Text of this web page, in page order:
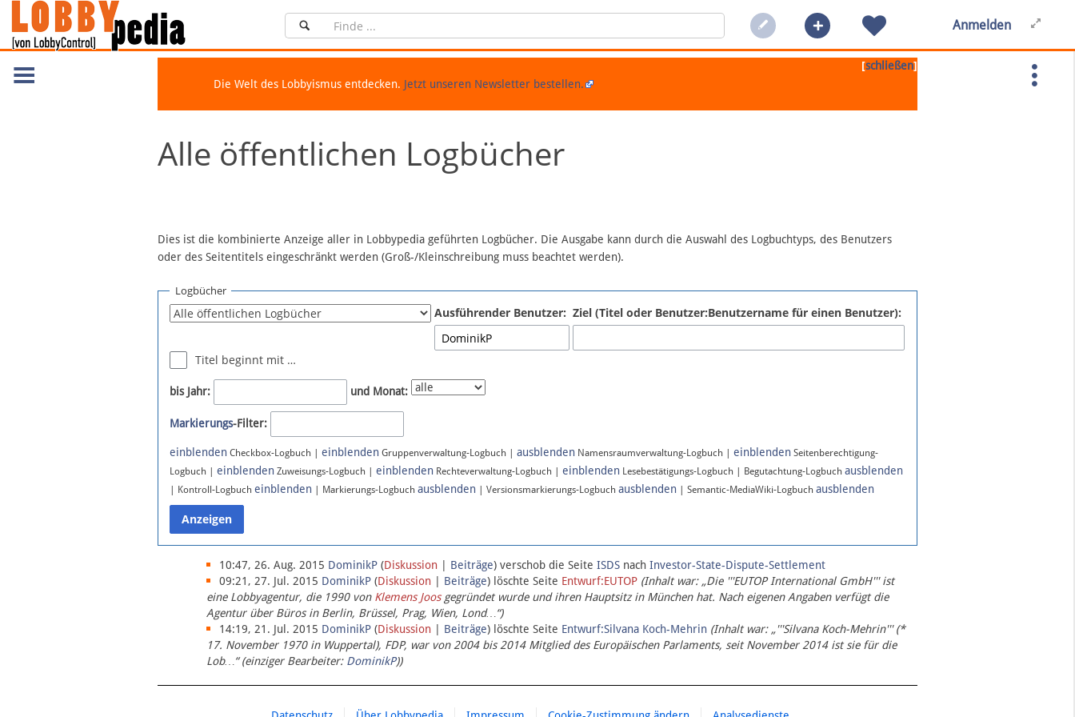
Anmelden
[schließen]
Die Welt des Lobbyismus entdecken. Jetzt unseren Newsletter bestellen.
Alle öffentlichen Logbücher
Dies ist die kombinierte Anzeige aller in Lobbypedia geführten Logbücher. Die Ausgabe kann durch die Auswahl des Logbuchtyps, des Benutzers
oder des Seitentitels eingeschränkt werden (Groß-/Kleinschreibung muss beachtet werden).
Logbücher
Ausführender Benutzer: Ziel (Titel oder Benutzer:Benutzername für einen Benutzer):
Titel beginnt mit …
bis Jahr: und Monat:
Markierungs-Filter:
einblenden Checkbox-Logbuch | einblenden Gruppenverwaltung-Logbuch | ausblenden Namensraumverwaltung-Logbuch | einblenden Seitenberechtigung-
Logbuch | einblenden Zuweisungs-Logbuch | einblenden Rechteverwaltung-Logbuch | einblenden Lesebestätigungs-Logbuch | Begutachtung-Logbuch ausblenden
| Kontroll-Logbuch einblenden | Markierungs-Logbuch ausblenden | Versionsmarkierungs-Logbuch ausblenden | Semantic-MediaWiki-Logbuch ausblenden
10:47, 26. Aug. 2015 DominikP (Diskussion | Beiträge) verschob die Seite ISDS nach Investor-State-Dispute-Settlement
09:21, 27. Jul. 2015 DominikP (Diskussion | Beiträge) löschte Seite Entwurf:EUTOP (Inhalt war: „Die '''EUTOP International GmbH''' ist
eine Lobbyagentur, die 1990 von Klemens Joosgegründet wurde und ihren Hauptsitz in München hat. Nach eigenen Angaben verfügt die
Agentur über Büros in Berlin, Brüssel, Prag, Wien, Lond…“)
14:19, 21. Jul. 2015 DominikP (Diskussion | Beiträge) löschte Seite Entwurf:Silvana Koch-Mehrin (Inhalt war: „'''Silvana Koch-Mehrin''' (*
17. November 1970 in Wuppertal), FDP, war von 2004 bis 2014 Mitglied des Europäischen Parlaments, seit November 2014 ist sie für die
Lob…“ (einziger Bearbeiter: DominikP))